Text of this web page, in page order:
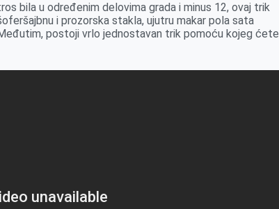
bila u određenim delovima grada i minus 12, ovaj trik
i prozorska stakla, ujutru makar pola sata
postoji vrlo jednostavan trik pomoću kojeg ćete